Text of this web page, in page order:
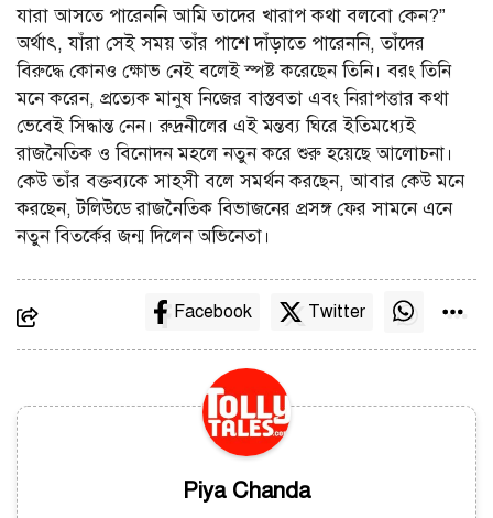
যারা আসতে পারেননি আমি তাদের খারাপ কথা বলবো কেন?”
অর্থাৎ, যাঁরা সেই সময় তাঁর পাশে দাঁড়াতে পারেননি, তাঁদের
বিরুদ্ধে কোনও ক্ষোভ নেই বলেই স্পষ্ট করেছেন তিনি। বরং তিনি
মনে করেন, প্রত্যেক মানুষ নিজের বাস্তবতা এবং নিরাপত্তার কথা
ভেবেই সিদ্ধান্ত নেন। রুদ্রনীলের এই মন্তব্য ঘিরে ইতিমধ্যেই
রাজনৈতিক ও বিনোদন মহলে নতুন করে শুরু হয়েছে আলোচনা।
কেউ তাঁর বক্তব্যকে সাহসী বলে সমর্থন করছেন, আবার কেউ মনে
করছেন, টলিউডে রাজনৈতিক বিভাজনের প্রসঙ্গ ফের সামনে এনে
নতুন বিতর্কের জন্ম দিলেন অভিনেতা।
Facebook Twitter
Piya Chanda